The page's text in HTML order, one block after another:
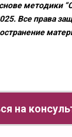
методики
Все права
на